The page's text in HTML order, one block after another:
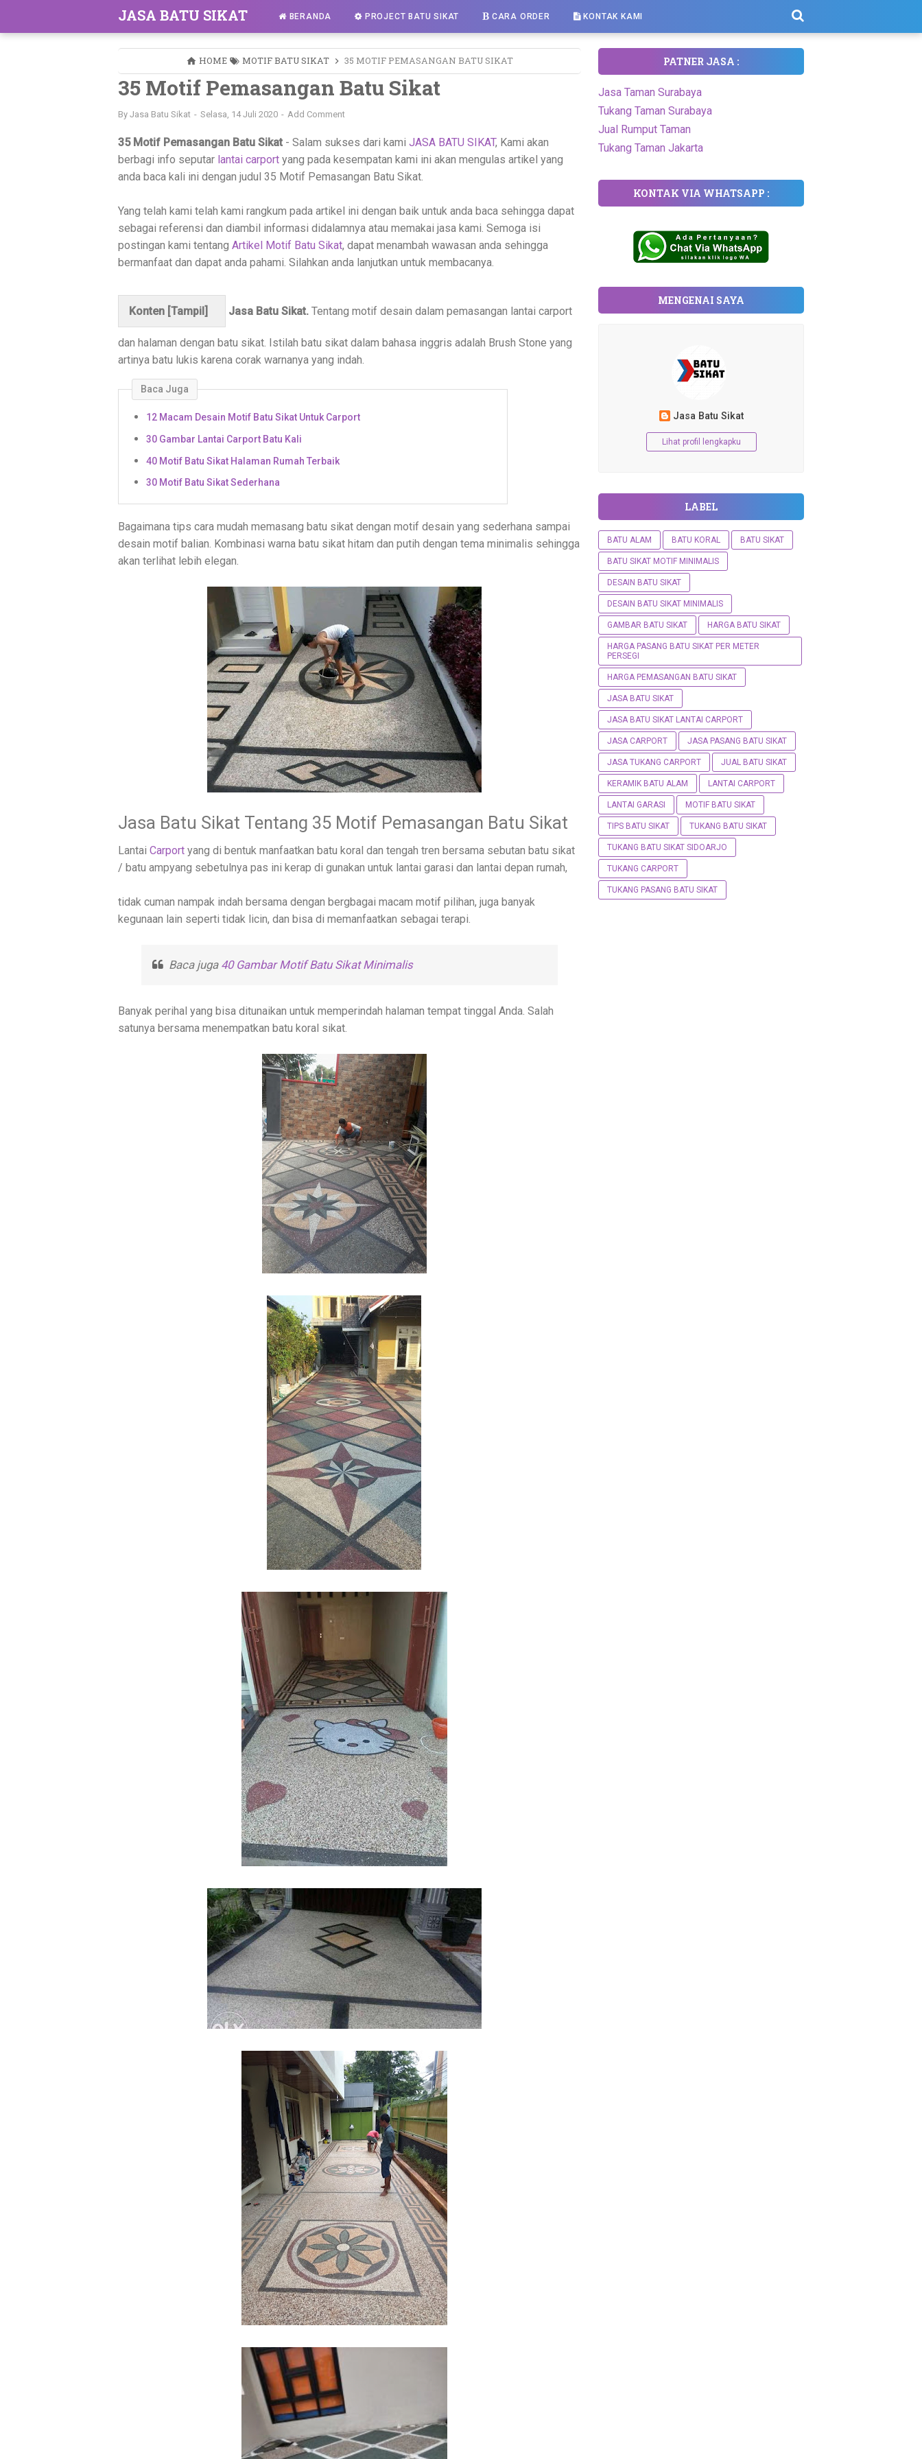
JASA BATU SIKAT BERANDA PROJECT BATU SIKAT CARA ORDER KONTAK KAMI
HOME MOTIF BATU SIKAT 35 MOTIF PEMASANGAN BATU SIKAT
35 Motif Pemasangan Batu Sikat
By Jasa Batu Sikat Selasa, 14 Juli 2020 Add Comment
35 Motif Pemasangan Batu Sikat - Salam sukses dari kami JASA BATU SIKAT, Kami akan
berbagi info seputar lantai carport yang pada kesempatan kami ini akan mengulas artikel yang
anda baca kali ini dengan judul 35 Motif Pemasangan Batu Sikat.
Yang telah kami telah kami rangkum pada artikel ini dengan baik untuk anda baca sehingga dapat
sebagai referensi dan diambil informasi didalamnya atau memakai jasa kami. Semoga isi
postingan kami tentang Artikel Motif Batu Sikat, dapat menambah wawasan anda sehingga
bermanfaat dan dapat anda pahami. Silahkan anda lanjutkan untuk membacanya.
Konten [Tampil] Jasa Batu Sikat. Tentang motif desain dalam pemasangan lantai carport
dan halaman dengan batu sikat. Istilah batu sikat dalam bahasa inggris adalah Brush Stone yang
artinya batu lukis karena corak warnanya yang indah.
Baca Juga
12 Macam Desain Motif Batu Sikat Untuk Carport
30 Gambar Lantai Carport Batu Kali
40 Motif Batu Sikat Halaman Rumah Terbaik
30 Motif Batu Sikat Sederhana
Bagaimana tips cara mudah memasang batu sikat dengan motif desain yang sederhana sampai
desain motif balian. Kombinasi warna batu sikat hitam dan putih dengan tema minimalis sehingga
akan terlihat lebih elegan.
Jasa Batu Sikat Tentang 35 Motif Pemasangan Batu Sikat
Lantai Carport yang di bentuk manfaatkan batu koral dan tengah tren bersama sebutan batu sikat
/ batu ampyang sebetulnya pas ini kerap di gunakan untuk lantai garasi dan lantai depan rumah,
tidak cuman nampak indah bersama dengan bergbagai macam motif pilihan, juga banyak
kegunaan lain seperti tidak licin, dan bisa di memanfaatkan sebagai terapi.
Baca juga 40 Gambar Motif Batu Sikat Minimalis
Banyak perihal yang bisa ditunaikan untuk memperindah halaman tempat tinggal Anda. Salah
satunya bersama menempatkan batu koral sikat.
PATNER JASA :
Jasa Taman Surabaya
Tukang Taman Surabaya
Jual Rumput Taman
Tukang Taman Jakarta
KONTAK VIA WHATSAPP :
MENGENAI SAYA
Jasa Batu Sikat
Lihat profil lengkapku
LABEL
BATU ALAM BATU KORAL BATU SIKAT
BATU SIKAT MOTIF MINIMALIS
DESAIN BATU SIKAT
DESAIN BATU SIKAT MINIMALIS
GAMBAR BATU SIKAT HARGA BATU SIKAT
HARGA PASANG BATU SIKAT PER METER
PERSEGI
HARGA PEMASANGAN BATU SIKAT
JASA BATU SIKAT
JASA BATU SIKAT LANTAI CARPORT
JASA CARPORT JASA PASANG BATU SIKAT
JASA TUKANG CARPORT JUAL BATU SIKAT
KERAMIK BATU ALAM LANTAI CARPORT
LANTAI GARASI MOTIF BATU SIKAT
TIPS BATU SIKAT TUKANG BATU SIKAT
TUKANG BATU SIKAT SIDOARJO
TUKANG CARPORT
TUKANG PASANG BATU SIKAT